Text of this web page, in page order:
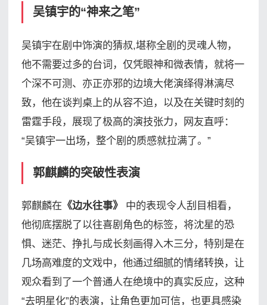
吴镇宇的“神来之笔”
吴镇宇在剧中饰演的猜叔,堪称全剧的灵魂人物，
他不需要过多的台词，仅凭眼神和微表情，就将一
个深不可测、亦正亦邪的边境大佬演绎得淋漓尽
致，他在谈判桌上的从容不迫，以及在关键时刻的
雷霆手段，展现了极高的演技张力，网友直呼：
“吴镇宇一出场，整个剧的质感就拉满了。”
郭麒麟的突破性表演
郭麒麟在《边水往事》
中的表现令人刮目相看，
他彻底摆脱了以往喜剧角色的标签，将沈星的恐
惧、迷茫、挣扎与成长刻画得入木三分，特别是在
几场高难度的文戏中，他通过细腻的情绪转换，让
观众看到了一个普通人在绝境中的真实反应，这种
“去明星化”的表演，让角色更加可信，也更具感染